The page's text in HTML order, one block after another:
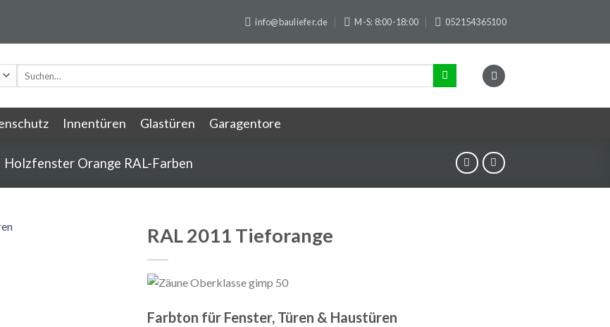
info@bauliefer.de M-S: 8:00-18:00 052154365100
Innentüren Glastüren Garagentore
Holzfenster Orange RAL-Farben
RAL 2011 Tieforange
Farbton für Fenster, Türen & Haustüren